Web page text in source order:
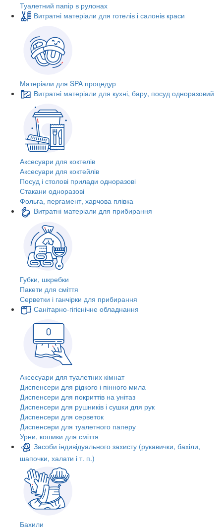
Туалетний папір в рулонах
Витратні матеріали для готелів і салонів краси
Матеріали для SPA процедур
Витратні матеріали для кухні, бару, посуд одноразовий
Аксесуари для коктелів
Аксесуари для коктейлів
Посуд і столові прилади одноразові
Стакани одноразові
Фольга, пергамент, харчова плівка
Витратні матеріали для прибирання
Губки, шкребки
Пакети для сміття
Серветки і ганчірки для прибирання
Санітарно-гігієнічне обладнання
Аксесуари для туалетних кімнат
Диспенсери для рідкого і пінного мила
Диспенсери для покриттів на унітаз
Диспенсери для рушників і сушки для рук
Диспенсери для серветок
Диспенсери для туалетного паперу
Урни, кошики для сміття
Засоби індивідуального захисту (рукавички, бахіли,
шапочки, халати і т. п.)
Бахили